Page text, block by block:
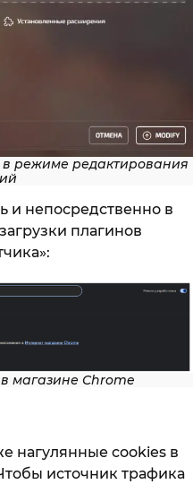
в режиме редактирования
и непосредственно в
плагинов
магазине Chrome
нагулянные cookies в
источник трафика